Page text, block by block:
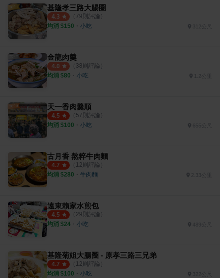
基隆孝三路大腸圈
4.3 （ 79則評論）
均消 $150 ・ 小吃
金龍肉羹
4.0 （ 38則評論）
均消 $80 ・ 小吃
天一香肉羹順
4.5 （ 57則評論）
均消 $100 ・ 小吃 655公尺
古月香 熬粹牛肉麵
4.7 （ 12則評論）
均消 $280 ・ 牛肉麵
遠東賴家水煎包
4.5 （ 29則評論）
均消 $24 ・ 小吃 489公尺
基隆菊姐大腸圈 - 原孝三路三兄弟
4.7 （ 12則評論）
均消 $100 ・ 小吃